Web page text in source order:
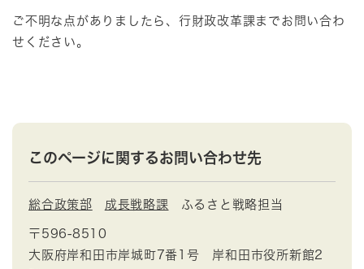
ご不明な点がありましたら、行財政改革課までお問い合わ
せください。
このページに関するお問い合わせ先
総合政策部 成長戦略課 ふるさと戦略担当
〒596-8510
大阪府岸和田市岸城町7番1号 岸和田市役所新館2